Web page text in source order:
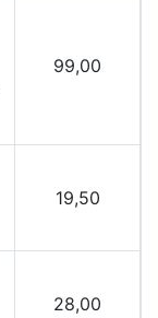
99,00
19,50
28,00